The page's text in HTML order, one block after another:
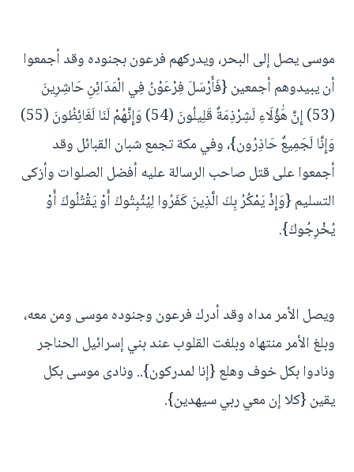
موسى يصل إلى البحر، ويدركهم فرعون بجنوده وقد أجمعوا
أن يبيدوهم أجمعين {فَأَرْسَلَ فِرْعَوْنُ فِي الْمَدَائِنِ حَاشِرِينَ
(53) إِنَّ هَٰؤُلَاءِ لَشِرْذِمَةٌ قَلِيلُونَ (54) وَإِنَّهُمْ لَنَا لَغَائِظُونَ (55)
وَإِنَّا لَجَمِيعٌ حَاذِرُون}، وفي مكة تجمع شبان القبائل وقد
أجمعوا على قتل صاحب الرسالة عليه أفضل الصلوات وأزكى
التسليم {وَإِذْ يَمْكُرُ بِكَ الَّذِينَ كَفَرُوا لِيُثْبِتُوكَ أَوْ يَقْتُلُوكَ أَوْ
يُخْرِجُوكَ}.
ويصل الأمر مداه وقد أدرك فرعون وجنوده موسى ومن معه،
وبلغ الأمر منتهاه وبلغت القلوب عند بني إسرائيل الحناجر
ونادوا بكل خوف وهلع {إنا لمدركون}.. ونادى موسى بكل
يقين {كلا إن معي ربي سيهدين}.